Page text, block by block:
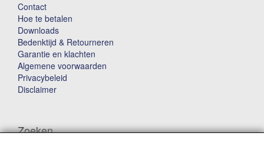
Contact
Hoe te betalen
Downloads
Bedenktijd & Retourneren
Garantie en klachten
Algemene voorwaarden
Privacybeleid
Disclaimer
Zoeken